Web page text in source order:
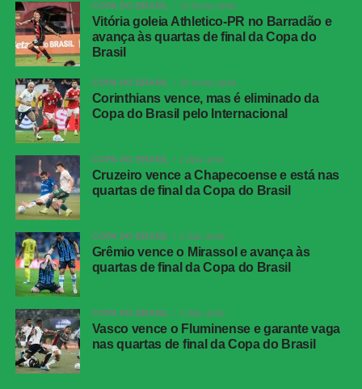
TÉCNICA
Placar
Juventude 0 x 1 Atlético-MG
Competição
volta
Local
Estádio Alfredo Jaconi, Caxias do Sul (RS)
Data
Horário
19h30, no horário de Brasília
Cartões
amarelos
Juventude: Alisson Safira e
Cartões
vermelhos
Nenhum
Gol
Alan Minda, aos 50 minutos do segundo
Árbitro
Flávio Rodrigues de Souza
Assistentes
Alex Ang Ribeiro e Cipriano da Silva Sousa
VAR
COPA DO BRASIL 19 horas atrás
Vitória goleia Athletico-PR no Barradão e
avança às quartas de final da Copa do
Brasil
COPA DO BRASIL 19 horas atrás
Corinthians vence, mas é eliminado da
Copa do Brasil pelo Internacional
COPA DO BRASIL 2 dias atrás
Cruzeiro vence a Chapecoense e está nas
quartas de final da Copa do Brasil
COPA DO BRASIL 2 dias atrás
Grêmio vence o Mirassol e avança às
quartas de final da Copa do Brasil
COPA DO BRASIL 2 dias atrás
Vasco vence o Fluminense e garante vaga
nas quartas de final da Copa do Brasil